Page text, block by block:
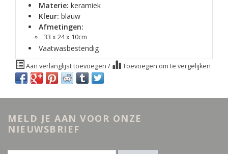
Materie: keramiek
Kleur: blauw
Afmetingen:
33 x 24 x 10cm
Vaatwasbestendig
Aan verlanglijst toevoegen / Toevoegen om te vergelijken
MELD JE AAN VOOR ONZE
NIEUWSBRIEF